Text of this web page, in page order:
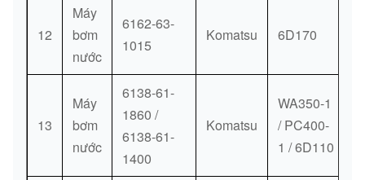
633-
0800
600-
8742
[1]
FAN, CÁCH
20,45
kg.
6114-
[1]
12
Máy
bơm
nước
6162-63-
1015
Komatsu 6D170
13
Máy
bơm
nước
6138-61-
1860 /
6138-61-
1400
Komatsu
WA350-1
/ PC400-
1 / 6D110